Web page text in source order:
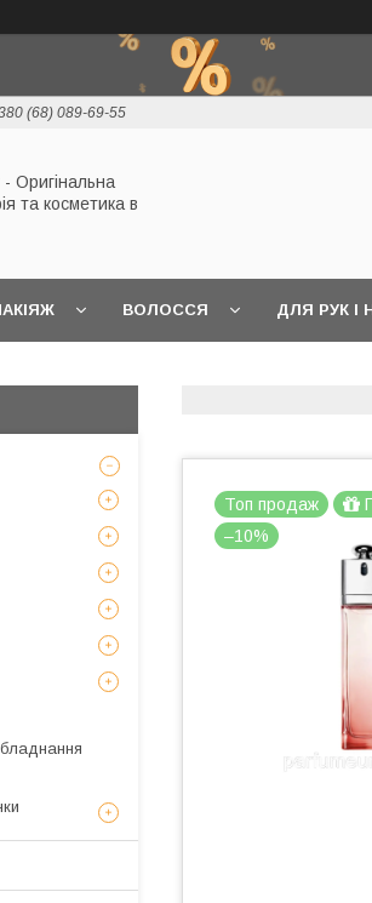
(68) 089-69-55
Оригінальна
та косметика в
ВОЛОССЯ ДЛЯ РУК І
Топ продаж
–10%